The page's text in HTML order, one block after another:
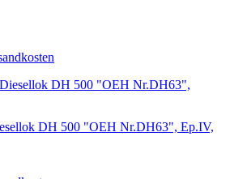
DH 500 "OEH Nr.DH63", Ep.IV,